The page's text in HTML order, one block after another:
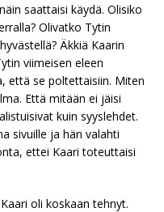
saattaisi käydä. Olisiko
Olivatko Tytin
Äkkiä Kaarin
viimeisen eleen
että se poltettaisiin. Miten
Että mitään ei jäisi
kuin syyslehdet.
sivuille ja hän valahti
ettei Kaari toteuttaisi
oli koskaan tehnyt.